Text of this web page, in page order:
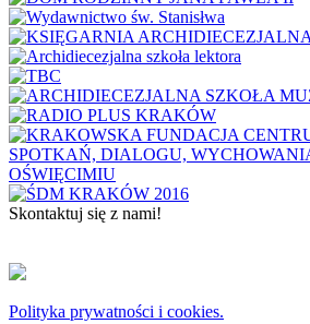
Skontaktuj się z nami!
Polityka prywatności i cookies.